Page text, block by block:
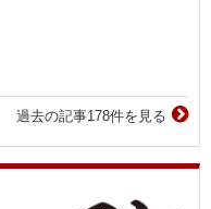
過去の記事178件を見る